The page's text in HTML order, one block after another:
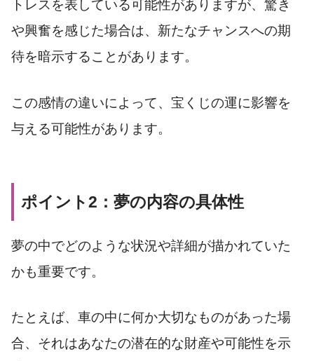
トレスを表している可能性がありますが、驚き
や興奮を感じた場合は、新たなチャンスへの期
待を暗示することがあります。
この感情の違いによって、宝くじの運に影響を
与える可能性があります。
ポイント2：夢の内容の具体性
夢の中でどのような状況や詳細が描かれていた
かも重要です。
たとえば、車の中に何か大切なものがあった場
合、それはあなたの潜在的な財産や可能性を示